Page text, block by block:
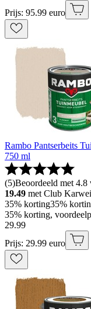
Prijs: 95.99 euro
Rambo Pantserbeits
750 ml
(5)Beoordeeld met 4.8
19.49 met Club Karwei
35% korting35%
35% korting,
29.99
Prijs: 29.99 euro